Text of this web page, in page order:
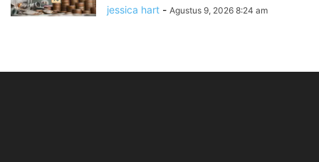
jessica hart - Agustus 9, 2026 8:24 am